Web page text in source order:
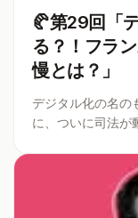
🥐第29回「
る？！フラ
慢とは？」
デジタル化の名の
に、ついに司法が
人々を絶望の淵
れにどう落とし